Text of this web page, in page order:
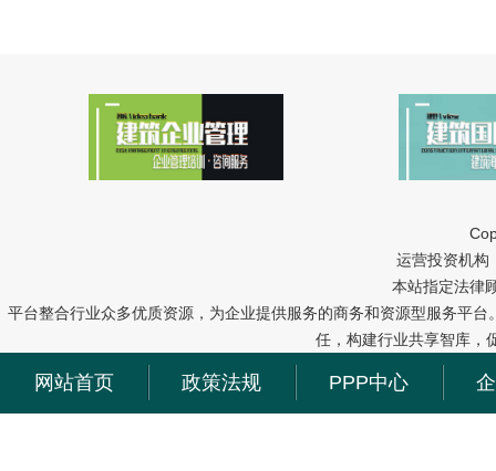
运营投资机构
本站指定法律
平台整合行业众多优质资源，为企业提供服务的商务和资源型服务平
任，构建行业共享智库，
网站首页 政策法规 PPP中心